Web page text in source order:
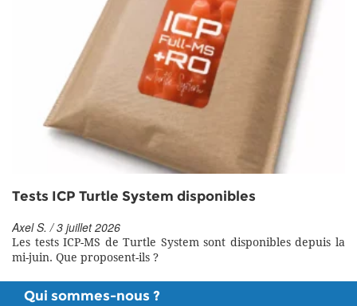
Tests ICP Turtle System disponibles
Axel S. / 3 juillet 2026
Les tests ICP-MS de Turtle System sont disponibles depuis la
mi-juin. Que proposent-ils ?
Qui sommes-nous ?